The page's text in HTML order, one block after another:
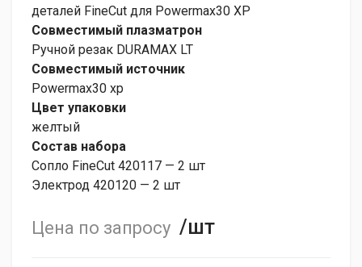
деталей FineCut для Powermax30 XP
Совместимый плазматрон
Ручной резак DURAMAX LT
Совместимый источник
Powermax30 xp
Цвет упаковки
желтый
Состав набора
Сопло FineCut 420117 — 2 шт
Электрод 420120 — 2 шт
Цена по запросу /шт